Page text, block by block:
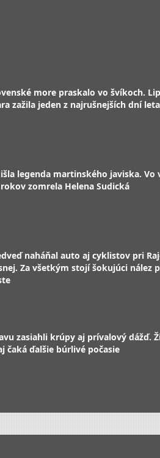
more praskalo vo švíkoch.
zažila jeden z najrušnejších dní leta
legenda martinského javiska. Vo
zomrela Helena Sudická
naháňal auto aj cyklistov pri
Za všetkým stojí šokujúci nález
zasiahli krúpy aj prívalový dážď.
čaká ďalšie búrlivé počasie